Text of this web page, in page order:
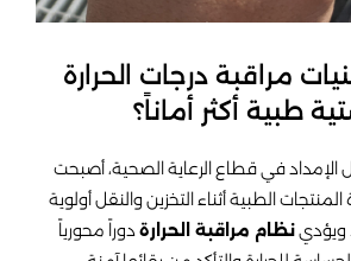
مراقبة درجات الحرارة
طبية أكثر أماناً؟
الإمداد في قطاع الرعاية الصحية، أصبحت
الطبية أثناء التخزين والنقل أولوية
ويؤدينظام مراقبة الحرارةدوراً محورياً